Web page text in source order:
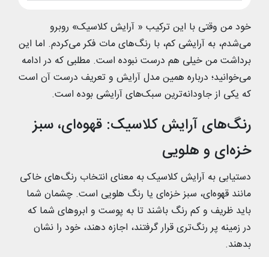
خود من وقتی با این ترکیب « آرایش کلاسیک» روبرو
می‌شدم، به آرایشی کم، با رنگ‌های مات فکر می‌کردم. اما این
برداشت من خیلی هم درست نبوده است. مطلبی که در ادامه
می‌خوانید؛ درباره همین مدل آرایش و تعریف درست آن است
که یکی از جاودانه‌ترین سبک‌های آرایشی بوده است.
رنگ‌های آرایش کلاسیک: قهوه‌ای، سبز
خزه‌ای و هلویی
دستیابی به آرایش کلاسیک به معنای انتخاب رنگ‌های خاکی
مانند قهوه‌ای، سبز خزه‌ای یا رنگ هلویی است. چشمان شما
باید ظریف و کم رنگ باشند تا به پوست و ابرو‌های شما که
در زمینه پر رنگ‌تری قرار گرفتند، اجازه دهند، خود را نشان
بدهند.